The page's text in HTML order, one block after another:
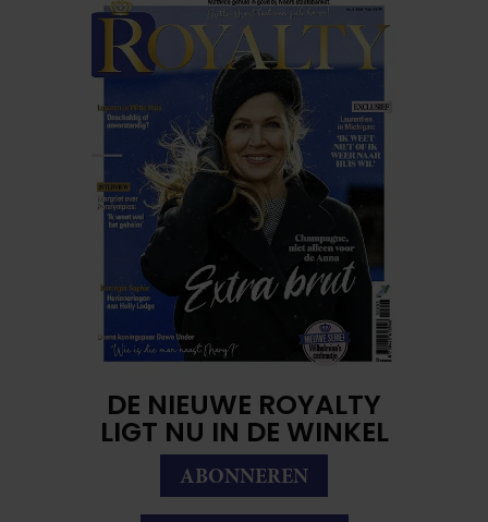
DE NIEUWE ROYALTY
LIGT NU IN DE WINKEL
ABONNEREN